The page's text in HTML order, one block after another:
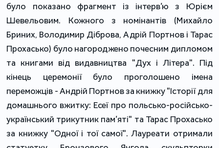
було показано фрагмент із інтерв’ю з Юрієм
Шевельовим. Кожного з номінантів (Михайло
Бриних, Володимир Діброва, Адрій Портнов і Тарас
Прохасько) було нагороджено почесним дипломом
та книгами від видавництва "Дух і Літера". Під
кінець церемонії було проголошено імена
переможців - Андрій Портнов за книжку "Історії для
домашнього вжитку: Есеї про польсько-російсько-
український трикутник пам’яті" та Тарас Прохасько
за книжку "Одної і тої самої". Лауреати отримали